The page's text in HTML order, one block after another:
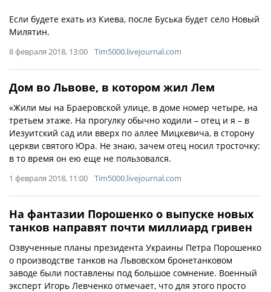
Если будете ехать из Киева, после Буська будет село Новый
Милятин.
8 февраля 2018, 13:00 Tim5000.livejournal.com
Дом во Львове, в котором жил Лем
«Жили мы на Браеровской улице, в доме номер четыре, на
третьем этаже. На прогулку обычно ходили – отец и я – в
Иезуитский сад или вверх по аллее Мицкевича, в сторону
церкви святого Юра. Не знаю, зачем отец носил тросточку:
в то время он ею еще не пользовался.
1 февраля 2018, 11:00 Tim5000.livejournal.com
На фантазии Порошенко о выпуске новых
танков направят почти миллиард гривен
Озвученные планы президента Украины Петра Порошенко
о производстве танков на Львовском бронетанковом
заводе были поставлены под большое сомнение. Военный
эксперт Игорь Левченко отмечает, что для этого просто